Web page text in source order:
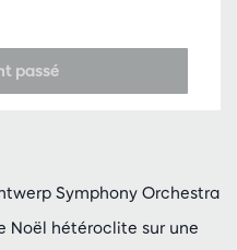
passé
Symphony Orchestra
Noël hétéroclite sur une